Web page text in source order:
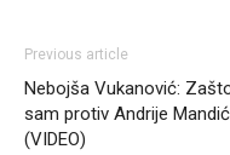
Previous article
Nebojša Vukanović:
sam protiv Andrije
(VIDEO)